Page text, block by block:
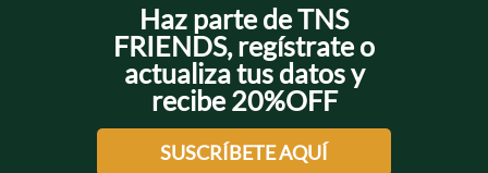
Haz parte de TNS
FRIENDS, regístrate o
actualiza tus datos y
recibe 20%OFF
SUSCRÍBETE AQUÍ